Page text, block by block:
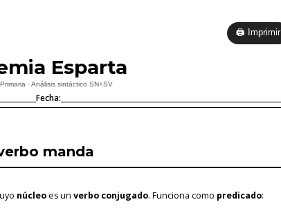
🖨 Imprimir
Esparta
· Análisis sintáctico SN+SV
Fecha:
manda
núcleoes un verbo conjugado. Funciona como predicado: